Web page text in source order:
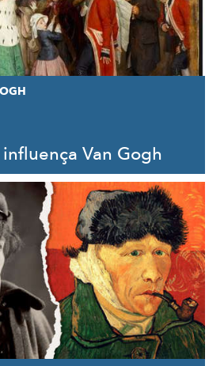
Van Gogh